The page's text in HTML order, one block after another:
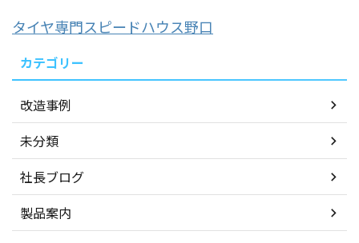
タイヤ専門スピードハウス野口
カテゴリー
改造事例
未分類
社長ブログ
製品案内